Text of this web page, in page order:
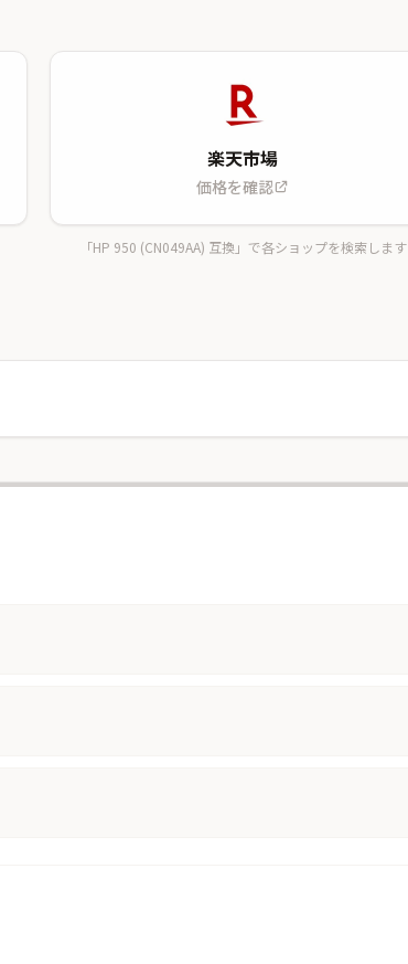
楽天市場
価格を確認
「HP 950 (CN049AA) 互換」で各ショップを検索します